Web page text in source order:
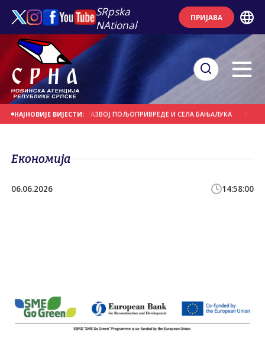
SRpska
NAtional
ПРИЈАВА
НАЈНОВИЈЕ ВИЈЕСТИ:
СИРАНУ ЦЕНТРА ЗА РАЗВОЈ ПОЉОПРИВРЕДЕ И СЕЛА БАЊАЛУКА
Економија
06.06.2026 14:58:00